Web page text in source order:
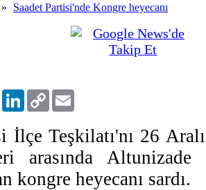
» Saadet Partisi'nde Kongre heyecanı
WhatsAppLinkedIn
Copy
Link
İlçe Teşkilatı'nı 26
arasında
kongre heyecanı sardı.